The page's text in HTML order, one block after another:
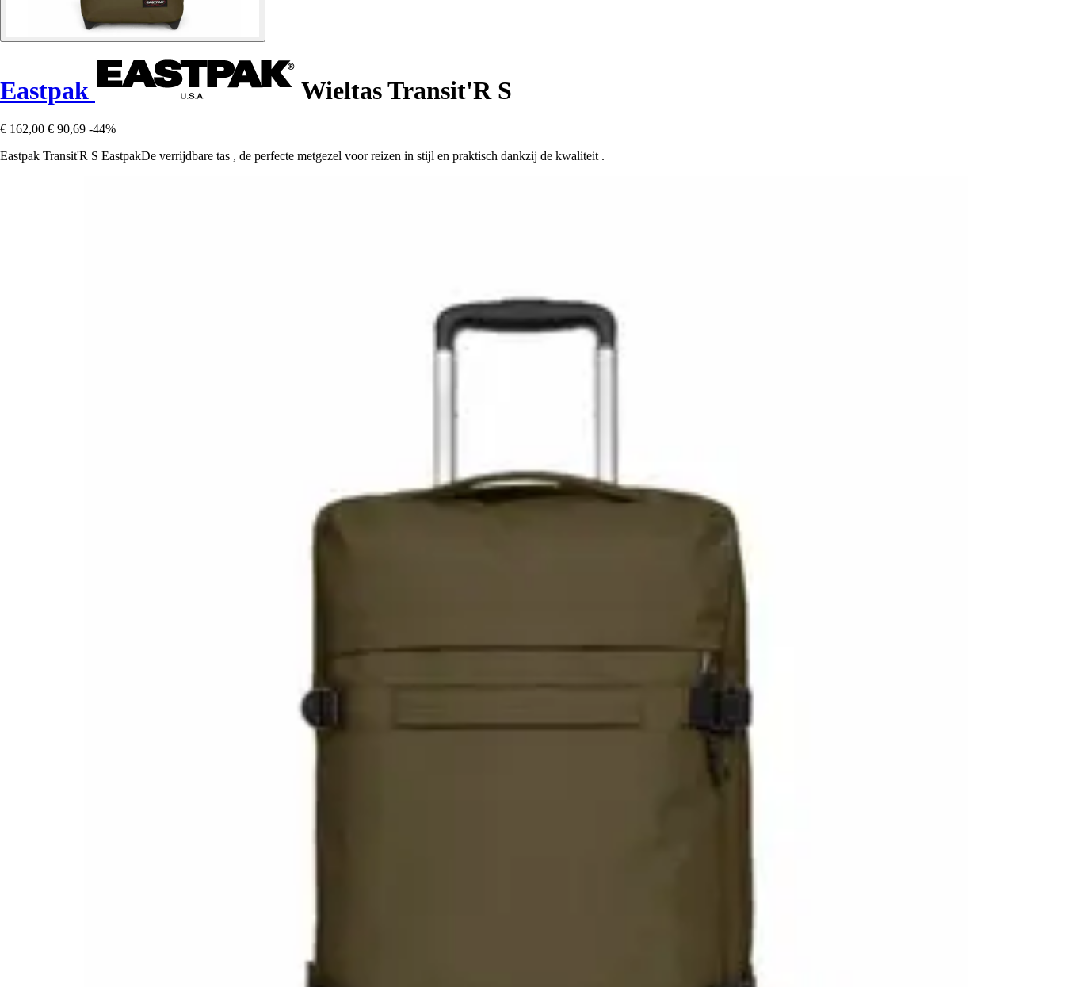
Eastpak Wieltas Transit'R S
€ 162,00 € 90,69 -44%
Eastpak Transit'R S EastpakDe verrijdbare tas , de perfecte metgezel voor reizen in stijl en praktisch dankzij de kwaliteit .